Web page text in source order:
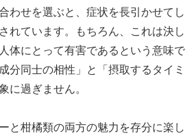
わせを選ぶと、症状を長引かせてし
れています。もちろん、これは決し
体にとって有害であるという意味で
分同士の相性」と「摂取するタイミ
に過ぎません。
と柑橘類の両方の魅力を存分に楽し